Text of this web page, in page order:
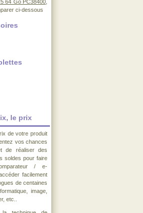
64 Go PC38400
ci-dessous
le prix
de votre produit
vos chances
de réaliser des
soldes pour faire
/ e-
facilement
de centaines
image,
etc..